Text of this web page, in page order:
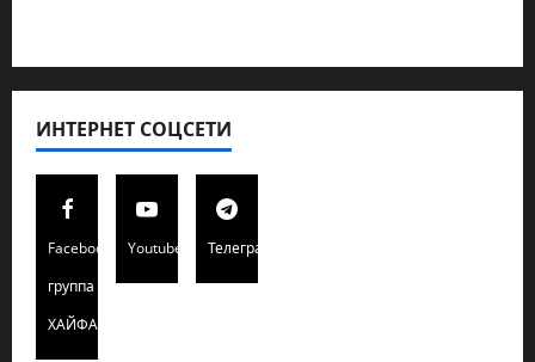
ИНТЕРНЕТ СОЦСЕТИ
Facebook
группа
ХАЙФАИНФО
Youtube Телеграмм